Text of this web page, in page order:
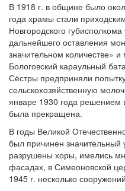
В 1918 г. в общине было
года храмы стали
Новгородского
дальнейшего оставления
значительном количестве»
Бологовский караульный
Сёстры предприняли
сельскохозяйственную
январе 1930 года решением
была прекращена.
В годы Великой
был причинен
разрушены хоры, имелись
фасадах, в Симеоновской
1945 г. несколько